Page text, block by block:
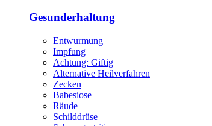
Gesunderhaltung
Entwurmung
Impfung
Achtung: Giftig
Alternative Heilverfahren
Zecken
Babesiose
Räude
Schilddrüse